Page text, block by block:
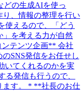
どの生成AIを使っ
、情報の整理を行い
使えるので、「どう
を考える力が自然
テンツ企画** 会社
SNS発信をお任せし
いてくれるのかを実
発信も行うので、
ます。 * **社長のお仕